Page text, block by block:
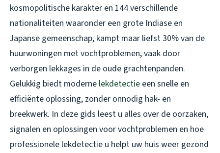
kosmopolitische karakter en 144 verschillende
nationaliteiten waaronder een grote Indiase en
Japanse gemeenschap, kampt maar liefst 30% van de
huurwoningen met vochtproblemen, vaak door
verborgen lekkages in de oude grachtenpanden.
Gelukkig biedt moderne lekdetectie een snelle en
efficiënte oplossing, zonder onnodig hak- en
breekwerk. In deze gids leest u alles over de oorzaken,
signalen en oplossingen voor vochtproblemen en hoe
professionele lekdetectie u helpt uw huis weer gezond